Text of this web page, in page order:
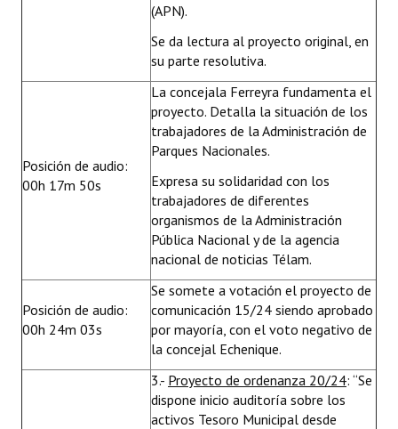
(APN).
Se da lectura al proyecto original, en
su parte resolutiva.
Posición de audio:
00h 17m 50s
La concejala Ferreyra fundamenta el
proyecto. Detalla la situación de los
trabajadores de la Administración de
Parques Nacionales.
Expresa su solidaridad con los
trabajadores de diferentes
organismos de la Administración
Pública Nacional y de la agencia
nacional de noticias Télam.
Posición de audio:
00h 24m 03s
Se somete a votación el proyecto de
comunicación 15/24 siendo aprobado
por mayoría, con el voto negativo de
la concejal Echenique.
3.- Proyecto de ordenanza 20/24: “Se
dispone inicio auditoría sobre los
activos Tesoro Municipal desde